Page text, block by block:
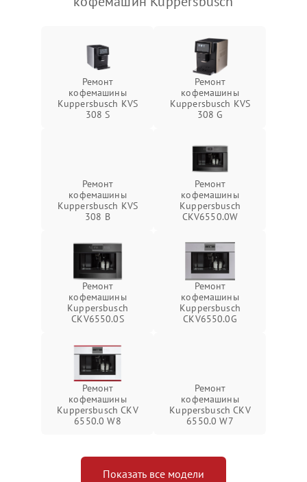
Ремонт
кофемашины
Kuppersbusch KVS
308 S
Ремонт
кофемашины
Kuppersbusch KVS
308 G
Ремонт
кофемашины
Kuppersbusch KVS
308 B
Ремонт
кофемашины
Kuppersbusch
CKV6550.0W
Ремонт
кофемашины
Kuppersbusch
CKV6550.0S
Ремонт
кофемашины
Kuppersbusch
CKV6550.0G
Ремонт
кофемашины
Kuppersbusch CKV
6550.0 W8
Ремонт
кофемашины
Kuppersbusch CKV
6550.0 W7
Показать все модели